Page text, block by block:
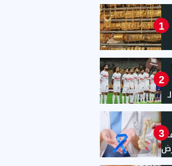
1
2
3